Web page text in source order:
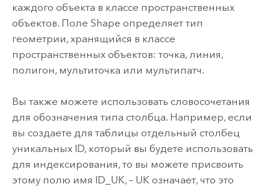
каждого объекта в классе пространственных
объектов. Поле Shape определяет тип
геометрии, хранящийся в классе
пространственных объектов: точка, линия,
полигон, мультиточка или мультипатч.
Вы также можете использовать словосочетания
для обозначения типа столбца. Например, если
вы создаете для таблицы отдельный столбец
уникальных ID, который вы будете использовать
для индексирования, то вы можете присвоить
этому полю имя ID_UK, – UK означает, что это